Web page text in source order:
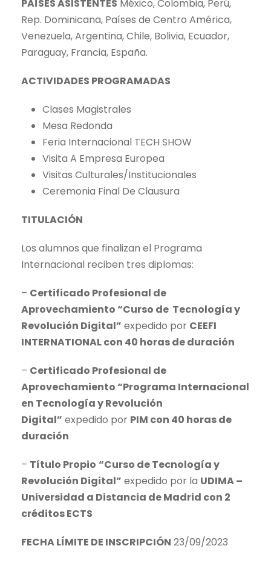
0
0
€
€
PAÍSES ASISTENTES México, Colombia, Perú,
Rep. Dominicana, Países de Centro América,
Venezuela, Argentina, Chile, Bolivia, Ecuador,
Paraguay, Francia, España.
ACTIVIDADES PROGRAMADAS
Clases Magistrales
Mesa Redonda
Feria Internacional TECH SHOW
Visita A Empresa Europea
Visitas Culturales/Institucionales
Ceremonia Final De Clausura
TITULACIÓN
Los alumnos que finalizan el Programa
Internacional reciben tres diplomas:
– Certificado Profesional de
Aprovechamiento “Curso de Tecnología y
Revolución Digital” expedido por CEEFI
INTERNATIONAL con 40 horas de duración
– Certificado Profesional de
Aprovechamiento “Programa Internacional
en Tecnología y Revolución
Digital” expedido por PIM con 40 horas de
duración
– Título Propio “Curso de Tecnología y
Revolución Digital” expedido por la UDIMA –
Universidad a Distancia de Madrid con 2
créditos ECTS
FECHA LÍMITE DE INSCRIPCIÓN 23/09/2023